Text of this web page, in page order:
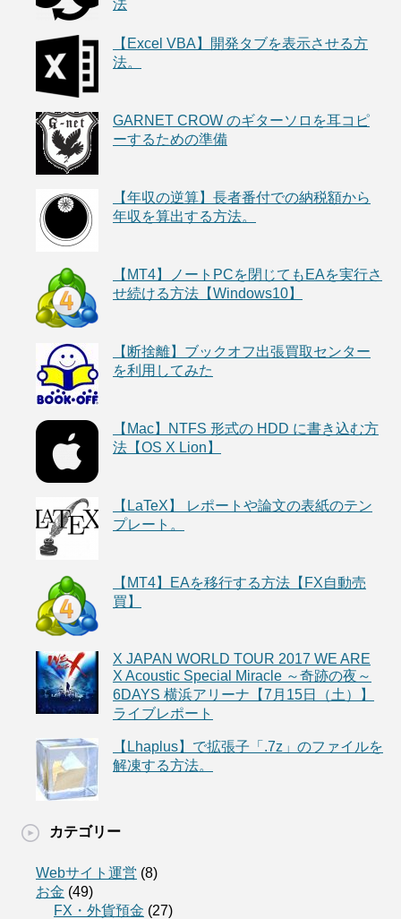
法
【Excel VBA】開発タブを表示させる方
法。
GARNET CROW のギターソロを耳コピ
ーするための準備
【年収の逆算】長者番付での納税額から
年収を算出する方法。
【MT4】ノートPCを閉じてもEAを実行さ
せ続ける方法【Windows10】
【断捨離】ブックオフ出張買取センター
を利用してみた
【Mac】NTFS 形式の HDD に書き込む方
法【OS X Lion】
【LaTeX】 レポートや論文の表紙のテン
プレート。
【MT4】EAを移行する方法【FX自動売
買】
X JAPAN WORLD TOUR 2017 WE ARE
X Acoustic Special Miracle ～奇跡の夜～
6DAYS 横浜アリーナ【7月15日（土）】
ライブレポート
【Lhaplus】で拡張子「.7z」のファイルを
解凍する方法。
カテゴリー
Webサイト運営 (8)
お金 (49)
FX・外貨預金 (27)